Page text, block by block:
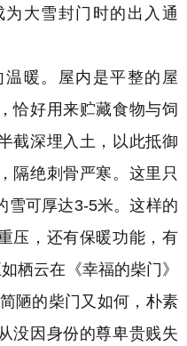
大雪封门时的出入通
暖。 屋内是平整的屋
恰好用来贮藏食物与饲
截深埋入土，以此抵御
隔绝刺骨严寒。 这里只
雪可厚达3-5米。这样的
压，还有保暖功能，有
栖云在《幸福的柴门》
陋的柴门又如何，朴素
没因身份的尊卑贵贱失